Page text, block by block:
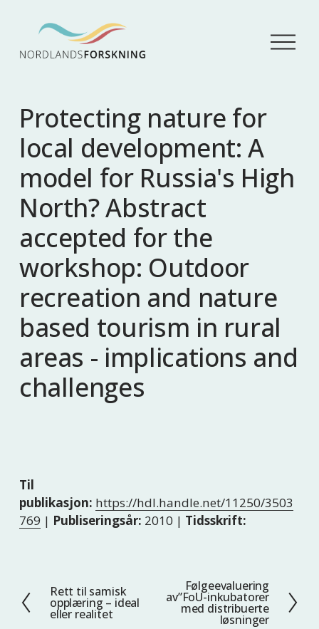
Å
p
Protecting nature for
local development: A
model for Russia's High
North? Abstract
accepted for the
workshop: Outdoor
recreation and nature
based tourism in rural
areas - implications and
challenges
Til
publikasjon: https://hdl.handle.net/11250/3503
769 | Publiseringsår: 2010 | Tidsskrift:
F
o
Rett til samisk
opplæring – ideal
eller realitet
Følgeevaluering
av”FoU-inkubatorer
med distribuerte
løsninger